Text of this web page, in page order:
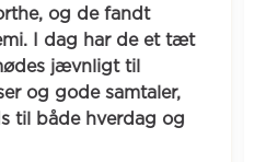
og de fandt
I dag har de et tæt
jævnligt til
og gode samtaler,
til både hverdag og